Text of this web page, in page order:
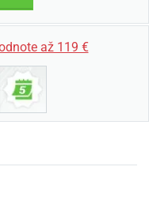
až 119 €